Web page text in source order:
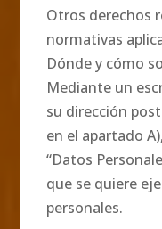
Otros derechos
normativas
Dónde y cómo
Mediante un
su dirección
en el apartado
“Datos
que se quiere
personales.